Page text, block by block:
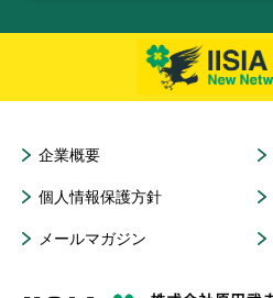
企業概要
個人情報保護方針
メールマガジン